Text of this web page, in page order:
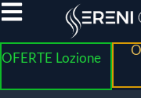
OFERTE Lozione